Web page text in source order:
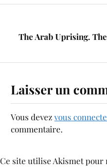
The Arab Uprising.
Laisser un
Vous devezvous
commentaire.
Ce site utilise Akismet